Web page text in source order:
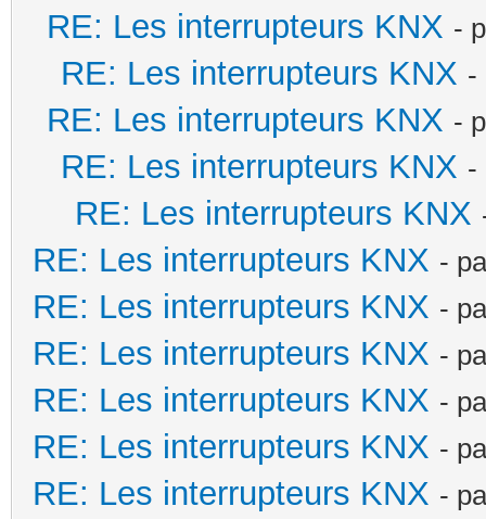
RE: Les interrupteurs KNX -
RE: Les interrupteurs KNX -
RE: Les interrupteurs KNX -
RE: Les interrupteurs KNX -
RE: Les interrupteurs KNX
RE: Les interrupteurs KNX -
RE: Les interrupteurs KNX -
RE: Les interrupteurs KNX -
RE: Les interrupteurs KNX -
RE: Les interrupteurs KNX -
RE: Les interrupteurs KNX -